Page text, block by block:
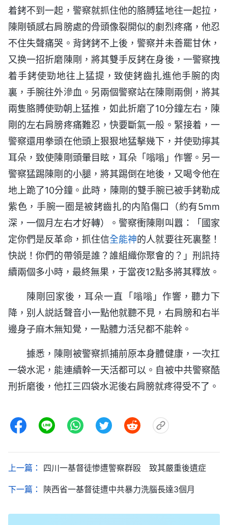
着銬不到一起，警察就抓住他的胳膊猛地往一起拉，
陳剛頓感右肩膀處的骨頭像裂開似的劇烈疼痛，他忍
不住失聲痛哭。背銬銬不上後，警察并未善罷甘休，
又换一招折磨陳剛，將其雙手反銬在身後，一警察拽
着手銬使勁地往上猛提，致使銬齒扎進他手腕的肉
裏，手腕往外滲血。另兩個警察站在陳剛兩側，將其
兩隻胳膊使勁朝上猛推，如此折磨了10分鐘左右，陳
剛的左右肩膀疼痛難忍，快要斷氣一般。緊接着，一
警察還用拳頭在他頭上狠狠地猛擊幾下，并使勁擰其
耳朵，致使陳剛頭暈目眩，耳朵「嗡嗡」作響。另一
警察猛踢陳剛的小腿，將其踢倒在地後，又喝令他在
地上跪了10分鐘。此時，陳剛的雙手腕已被手銬勒成
紫色，手腕一圈是被銬齒扎的内陷傷口（約有5mm
深，一個月左右才好轉）。警察衝陳剛叫囂：「國家
定你們是反革命，抓住信全能神的人就要往死裏整！
快説！你們的帶領是誰？誰組織你聚會的？」刑訊持
續兩個多小時，最終無果，于當夜12點多將其釋放。
陳剛回家後，耳朵一直「嗡嗡」作響，聽力下
降，别人説話聲音小一點他就聽不見，右肩膀和右半
邊身子麻木無知覺，一點體力活兒都不能幹。
據悉，陳剛被警察抓捕前原本身體健康，一次扛
一袋水泥，能連續幹一天活都可以。自被中共警察酷
刑折磨後，他扛三四袋水泥後右肩膀就疼得受不了。
上一篇： 四川一基督徒惨遭警察群殴 致其嚴重後遺症
下一篇： 陝西省一基督徒遭中共暴力洗腦長達3個月